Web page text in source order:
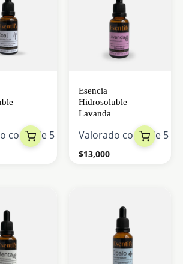
con0de 5
Esencia
Hidrosoluble
Lavanda
Valorado con0de 5
$13,000